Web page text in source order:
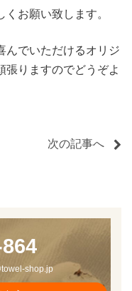
お願い致します。
んでいただけるオリジ
張りますのでどうぞよ
次の記事へ
shop.jp